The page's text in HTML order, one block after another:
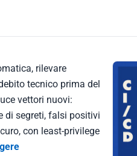
rilevare
tecnico prima del
vettori nuovi:
di segreti, falsi positivi
con least-privilege